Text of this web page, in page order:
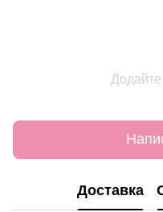
Додайте
Доставка